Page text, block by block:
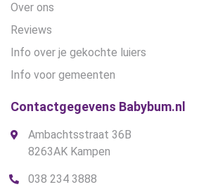
Over ons
Reviews
Info over je gekochte luiers
Info voor gemeenten
Contactgegevens Babybum.nl
Ambachtsstraat 36B
8263AK Kampen
038 234 3888